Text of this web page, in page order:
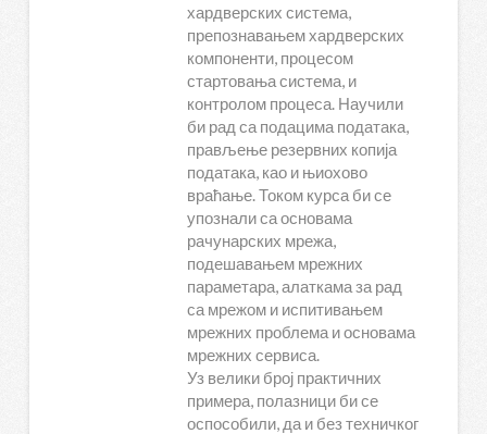
хардверских система,
препознавањем хардверских
компоненти, процесом
стартовања система, и
контролом процеса. Научили
би рад са подацима података,
прављење резервних копија
података, као и њиохово
враћање. Током курса би се
упознали са основама
рачунарских мрежа,
подешавањем мрежних
параметара, алаткама за рад
са мрежом и испитивањем
мрежних проблема и основама
мрежних сервиса.
Уз велики број практичних
примера, полазници би се
оспособили, да и без техничког